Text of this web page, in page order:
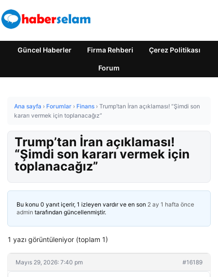
Güncel Haberler Firma Rehberi Çerez Politikası
Forum
Ana sayfa › Forumlar › Finans › Trump’tan İran açıklaması! “Şimdi son
kararı vermek için toplanacağız”
Trump’tan İran açıklaması!
“Şimdi son kararı vermek için
toplanacağız”
Bu konu 0 yanıt içerir, 1 izleyen vardır ve en son 2 ay 1 hafta önce
admin tarafından güncellenmiştir.
1 yazı görüntüleniyor (toplam 1)
Mayıs 29, 2026: 7:40 pm #16189